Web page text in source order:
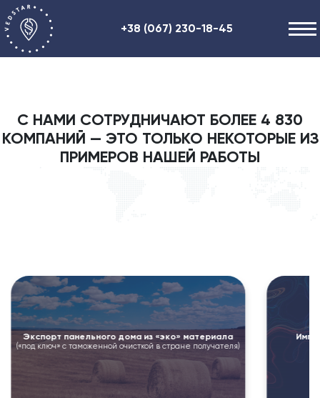
Полезная информация
Контакты
+38 (067) 230-18-45
С НАМИ СОТРУДНИЧАЮТ БОЛЕЕ 4 830
КОМПАНИЙ — ЭТО ТОЛЬКО НЕКОТОРЫЕ ИЗ
ПРИМЕРОВ НАШЕЙ РАБОТЫ
Экспорт панельного дома из «эко» материала
(«под ключ» с таможенной очисткой в стране получателя)